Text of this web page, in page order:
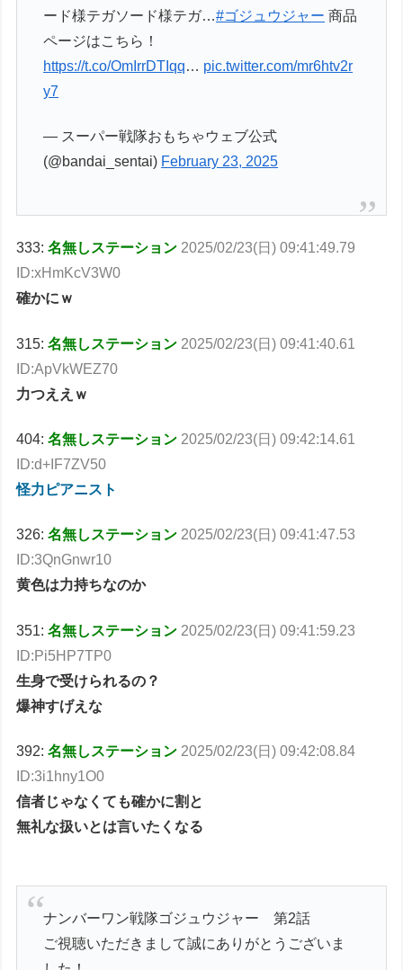
ード様テガソード様テガ…#ゴジュウジャー 商品
ページはこちら！
https://t.co/OmIrrDTIqq… pic.twitter.com/mr6htv2r
y7
— スーパー戦隊おもちゃウェブ公式
(@bandai_sentai) February 23, 2025
333:名無しステーション 2025/02/23(日) 09:41:49.79
ID:xHmKcV3W0
確かにｗ
315:名無しステーション 2025/02/23(日) 09:41:40.61
ID:ApVkWEZ70
力つええｗ
404:名無しステーション 2025/02/23(日) 09:42:14.61
ID:d+IF7ZV50
怪力ピアニスト
326:名無しステーション 2025/02/23(日) 09:41:47.53
ID:3QnGnwr10
黄色は力持ちなのか
351:名無しステーション 2025/02/23(日) 09:41:59.23
ID:Pi5HP7TP0
生身で受けられるの？
爆神すげえな
392:名無しステーション 2025/02/23(日) 09:42:08.84
ID:3i1hny1O0
信者じゃなくても確かに割と
無礼な扱いとは言いたくなる
ナンバーワン戦隊ゴジュウジャー 第2話
ご視聴いただきまして誠にありがとうございま